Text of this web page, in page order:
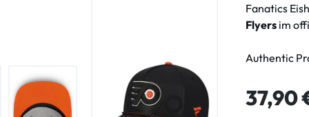
Fanatics
Flyers im
Authentic
Regulärer
37,90